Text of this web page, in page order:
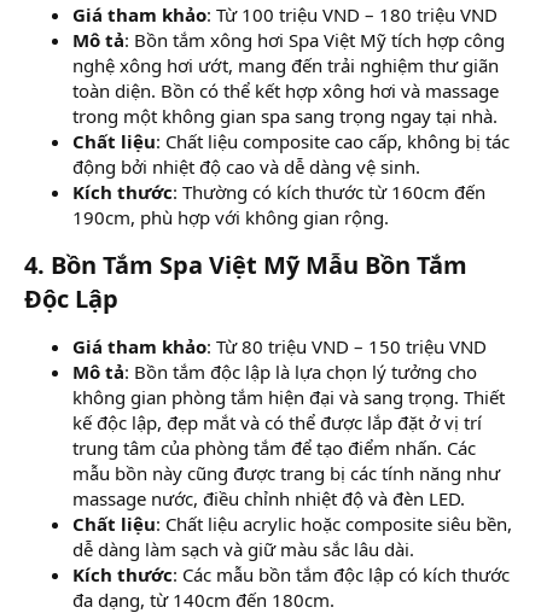
Giá tham khảo: Từ 100 triệu VND – 180 triệu VND
Mô tả: Bồn tắm xông hơi Spa Việt Mỹ tích hợp công
nghệ xông hơi ướt, mang đến trải nghiệm thư giãn
toàn diện. Bồn có thể kết hợp xông hơi và massage
trong một không gian spa sang trọng ngay tại nhà.
Chất liệu: Chất liệu composite cao cấp, không bị tác
động bởi nhiệt độ cao và dễ dàng vệ sinh.
Kích thước: Thường có kích thước từ 160cm đến
190cm, phù hợp với không gian rộng.
4. Bồn Tắm Spa Việt Mỹ Mẫu Bồn Tắm
Độc Lập
Giá tham khảo: Từ 80 triệu VND – 150 triệu VND
Mô tả: Bồn tắm độc lập là lựa chọn lý tưởng cho
không gian phòng tắm hiện đại và sang trọng. Thiết
kế độc lập, đẹp mắt và có thể được lắp đặt ở vị trí
trung tâm của phòng tắm để tạo điểm nhấn. Các
mẫu bồn này cũng được trang bị các tính năng như
massage nước, điều chỉnh nhiệt độ và đèn LED.
Chất liệu: Chất liệu acrylic hoặc composite siêu bền,
dễ dàng làm sạch và giữ màu sắc lâu dài.
Kích thước: Các mẫu bồn tắm độc lập có kích thước
đa dạng, từ 140cm đến 180cm.